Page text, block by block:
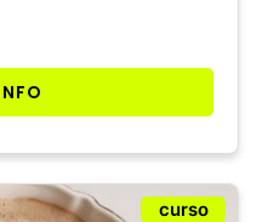
curso